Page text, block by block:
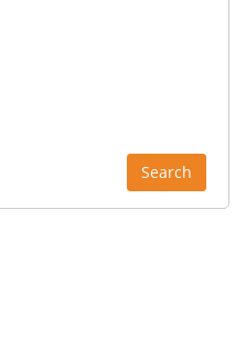
Search